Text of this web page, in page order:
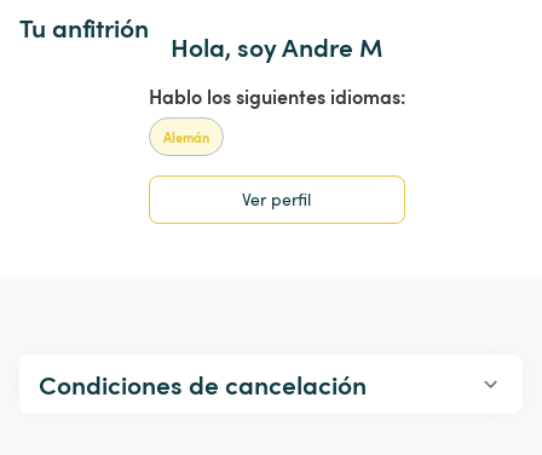
Tu anfitrión
Hola, soy Andre M
Hablo los siguientes idiomas:
Alemán
Ver perfil
Condiciones de cancelación